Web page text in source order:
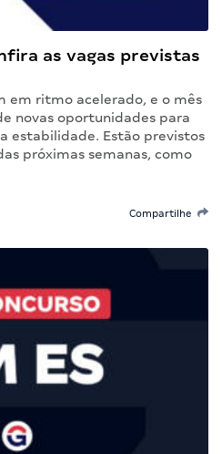
as vagas previstas
em ritmo acelerado, e o mês
novas oportunidades para
estabilidade. Estão previstos
próximas semanas, como
Compartilhe